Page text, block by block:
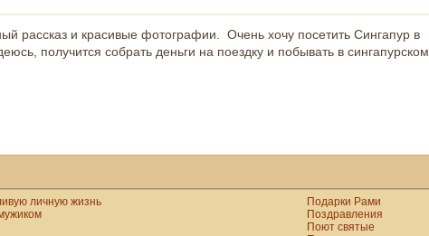
рассказ и красивые фотографии. Очень хочу посетить Сингапур в
получится собрать деньги на поездку и побывать в сингапурском
личную жизнь
Подарки Рами
Поздравления
Поют святые